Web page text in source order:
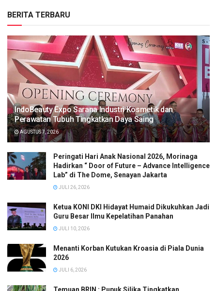
BERITA TERBARU
IndoBeauty Expo Sarana Industri Kosmetik dan
Perawatan Tubuh Tingkatkan Daya Saing
AGUSTUS 7, 2026
Peringati Hari Anak Nasional 2026, Morinaga
Hadirkan “ Door of Future – Advance Intelligence
Lab” di The Dome, Senayan Jakarta
JULI 26, 2026
Ketua KONI DKI Hidayat Humaid Dikukuhkan Jadi
Guru Besar Ilmu Kepelatihan Panahan
JULI 10, 2026
Menanti Korban Kutukan Kroasia di Piala Dunia
2026
JULI 6, 2026
Temuan BRIN : Pupuk Silika Tingkatkan